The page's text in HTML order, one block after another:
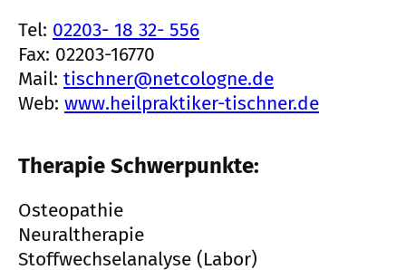
Tel: 02203- 18 32- 556
Fax: 02203-16770
Mail: tischner@netcologne.de
Web: www.heilpraktiker-tischner.de
Therapie Schwerpunkte:
Osteopathie
Neuraltherapie
Stoffwechselanalyse (Labor)